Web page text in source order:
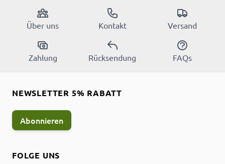
Über uns Kontakt Versand
Zahlung Rücksendung FAQs
FOLGE UNS
NEWSLETTER 5% RABATT
Abonnieren